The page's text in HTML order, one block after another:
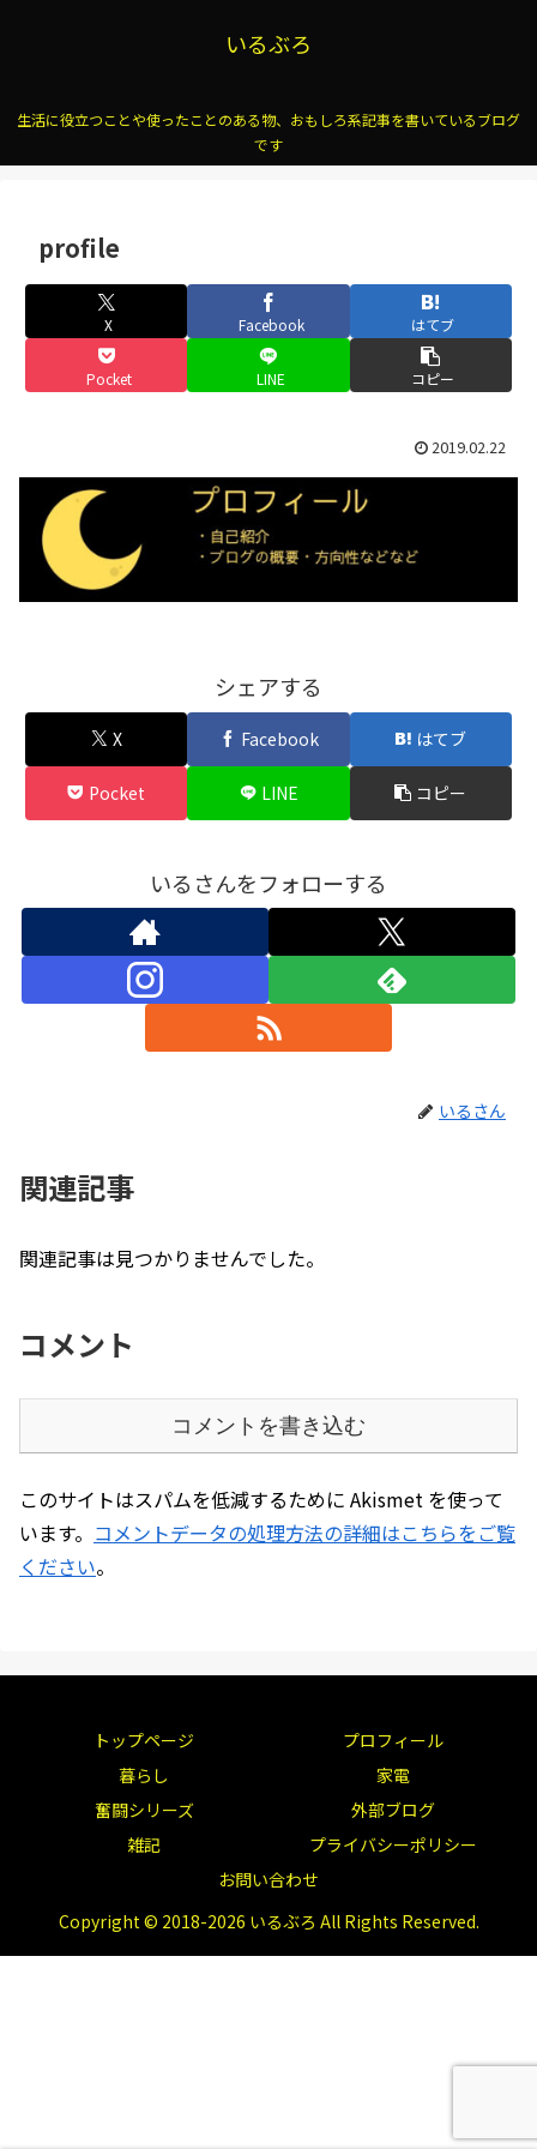
いるぶろ
生活に役立つことや使ったことのある物、おもしろ系記事を書いているブログ
です
profile
X Facebook はてブ
Pocket LINE コピー
2019.02.22
シェアする
X Facebook はてブ
Pocket LINE コピー
いるさんをフォローする
いるさん
関連記事
関連記事は見つかりませんでした。
コメント
コメントを書き込む
このサイトはスパムを低減するために Akismet を使って
います。 コメントデータの処理方法の詳細はこちらをご覧
ください。
トップページ
プロフィール
暮らし
家電
奮闘シリーズ
外部ブログ
雑記
プライバシーポリシー
お問い合わせ
Copyright © 2018-2026 いるぶろ All Rights Reserved.